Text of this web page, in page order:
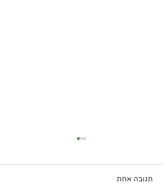
תגובה אחת